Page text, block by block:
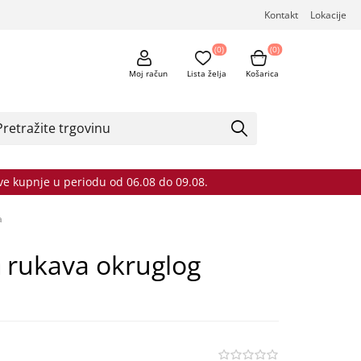
Kontakt Lokacije
Moj račun Lista želja
(0)
Košarica
(0)
kupnje u periodu od 06.08 do 09.08.
okruglog